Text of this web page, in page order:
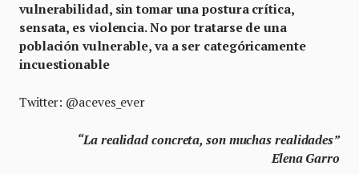
vulnerabilidad, sin tomar una postura crítica,
sensata, es violencia. No por tratarse de una
población vulnerable, va a ser categóricamente
incuestionable
Twitter: @aceves_ever
“La realidad concreta, son muchas realidades”
Elena Garro